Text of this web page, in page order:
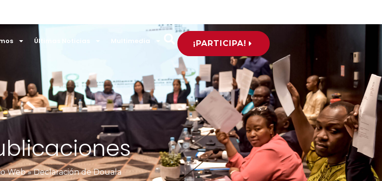
Últimas Noticias Multimedia ¡PARTICIPA!
Web»Declaración de Douala